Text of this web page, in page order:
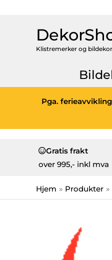
Klistremerker og bildekor
Pga.
Gratis frakt
over 995,- inkl mva
Hjem Produkter